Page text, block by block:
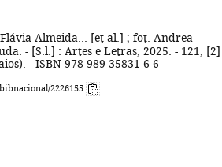
Almeida... [et al.] ; fot. Andrea
- [S.l.] : Artes e Letras, 2025. - 121, [2]
- ISBN 978-989-35831-6-6
2226155